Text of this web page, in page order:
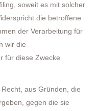
soweit es mit solcher
die betroffene
der Verarbeitung für
wir die
für diese Zwecke
aus Gründen, die
gegen die sie